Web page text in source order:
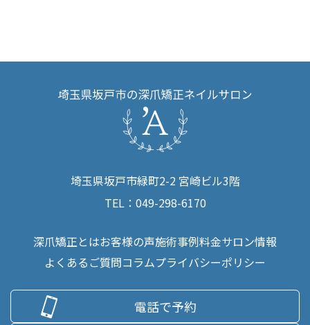
埼玉県坂戸市緑町2-2 宮崎ビル3階
TEL：049-298-6170
深爪矯正とはお客様の声施術事例料金サロン情報
よくあるご質問コラムプライバシーポリシー
電話で予約